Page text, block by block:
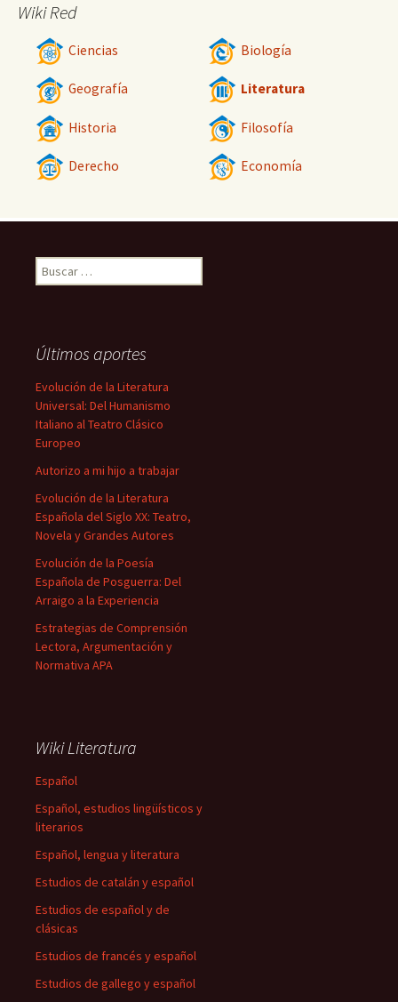
Wiki Red
Ciencias Biología
Geografía Literatura
Historia Filosofía
Derecho Economía
Buscar:
Últimos aportes
Evolución de la Literatura
Universal: Del Humanismo
Italiano al Teatro Clásico
Europeo
Autorizo a mi hijo a trabajar
Evolución de la Literatura
Española del Siglo XX: Teatro,
Novela y Grandes Autores
Evolución de la Poesía
Española de Posguerra: Del
Arraigo a la Experiencia
Estrategias de Comprensión
Lectora, Argumentación y
Normativa APA
Wiki Literatura
Español
Español, estudios lingüísticos y
literarios
Español, lengua y literatura
Estudios de catalán y español
Estudios de español y de
clásicas
Estudios de francés y español
Estudios de gallego y español